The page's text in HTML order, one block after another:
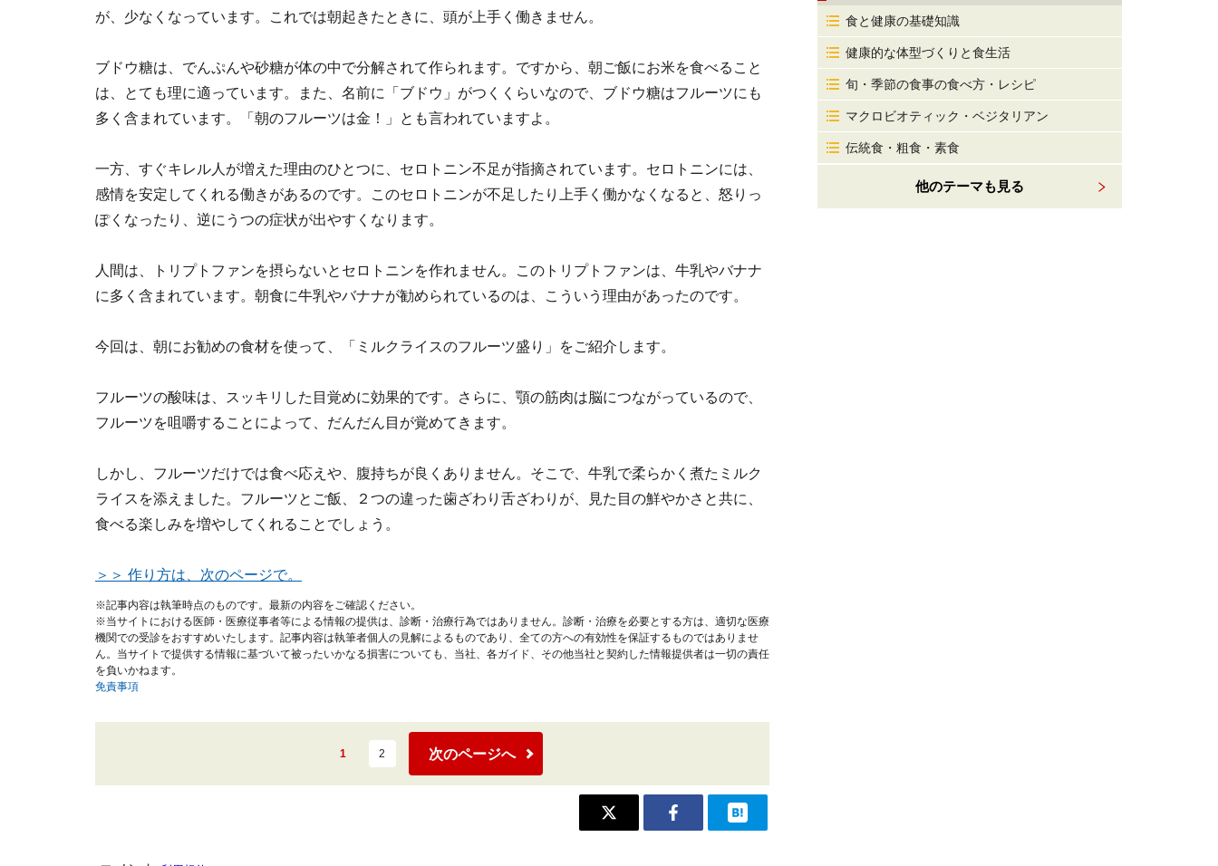
が、少なくなっています。これでは朝起きたときに、頭が上手く働きません。
ブドウ糖は、でんぷんや砂糖が体の中で分解されて作られます。ですから、朝ご飯にお米を食べること
は、とても理に適っています。また、名前に「ブドウ」がつくくらいなので、ブドウ糖はフルーツにも
多く含まれています。「朝のフルーツは金！」とも言われていますよ。
一方、すぐキレル人が増えた理由のひとつに、セロトニン不足が指摘されています。セロトニンには、
感情を安定してくれる働きがあるのです。このセロトニンが不足したり上手く働かなくなると、怒りっ
ぽくなったり、逆にうつの症状が出やすくなります。
人間は、トリプトファンを摂らないとセロトニンを作れません。このトリプトファンは、牛乳やバナナ
に多く含まれています。朝食に牛乳やバナナが勧められているのは、こういう理由があったのです。
今回は、朝にお勧めの食材を使って、「ミルクライスのフルーツ盛り」をご紹介します。
フルーツの酸味は、スッキリした目覚めに効果的です。さらに、顎の筋肉は脳につながっているので、
フルーツを咀嚼することによって、だんだん目が覚めてきます。
しかし、フルーツだけでは食べ応えや、腹持ちが良くありません。そこで、牛乳で柔らかく煮たミルク
ライスを添えました。フルーツとご飯、２つの違った歯ざわり舌ざわりが、見た目の鮮やかさと共に、
食べる楽しみを増やしてくれることでしょう。
＞＞ 作り方は、次のページで。
※記事内容は執筆時点のものです。最新の内容をご確認ください。
※当サイトにおける医師・医療従事者等による情報の提供は、診断・治療行為ではありません。診断・治療を必要とする方は、適切な医療
機関での受診をおすすめいたします。記事内容は執筆者個人の見解によるものであり、全ての方への有効性を保証するものではありませ
ん。当サイトで提供する情報に基づいて被ったいかなる損害についても、当社、各ガイド、その他当社と契約した情報提供者は一切の責任
を負いかねます。
免責事項
1 2 次のページへ
食と健康の基礎知識
健康的な体型づくりと食生活
旬・季節の食事の食べ方・レシピ
マクロビオティック・ベジタリアン
伝統食・粗食・素食
他のテーマも見る